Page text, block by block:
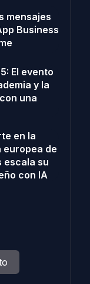
mensajes
Business
El evento
y la
una
en la
europea de
escala su
con IA